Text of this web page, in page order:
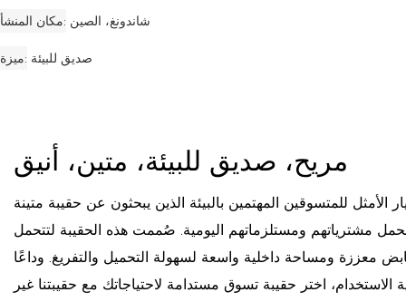
مكان المنشأ شاندونغ، الصين
ميزة صديق للبيئة
مريح، صديق للبيئة، متين، أنيق
الأمثل للمتسوقين المهتمين بالبيئة الذين يبحثون عن حقيبة متينة
لحمل مشترياتهم ومستلزماتهم اليومية. صُممت هذه الحقيبة لتتحمل
معززة ومساحة داخلية واسعة لسهولة التحميل والتفريغ. وداعًا
الاستخدام، اختر حقيبة تسوق مستدامة لاحتياجاتك مع حقيبتنا غير